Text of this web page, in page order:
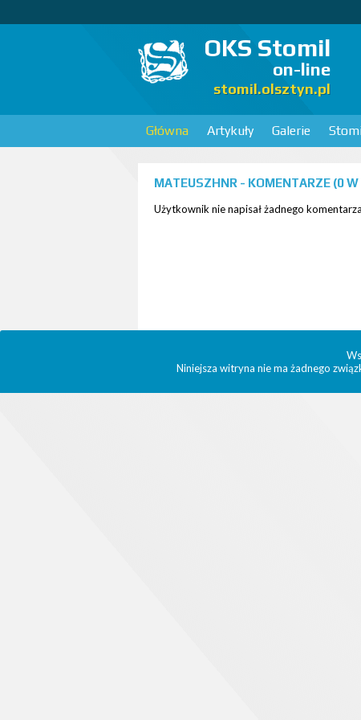
OKS Stomil
on-line
stomil.olsztyn.pl
Główna Artykuły Galerie
MATEUSZHNR - KOMENTARZE (0
Użytkownik nie napisał żadnego
Niniejsza witryna nie ma żadnego